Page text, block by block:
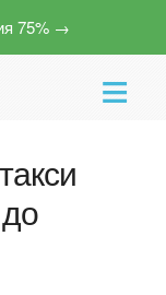
75% →
до